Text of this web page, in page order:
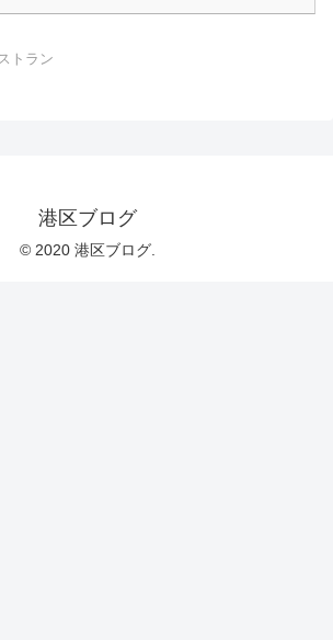
トラン
港区ブログ
© 2020 港区ブログ.